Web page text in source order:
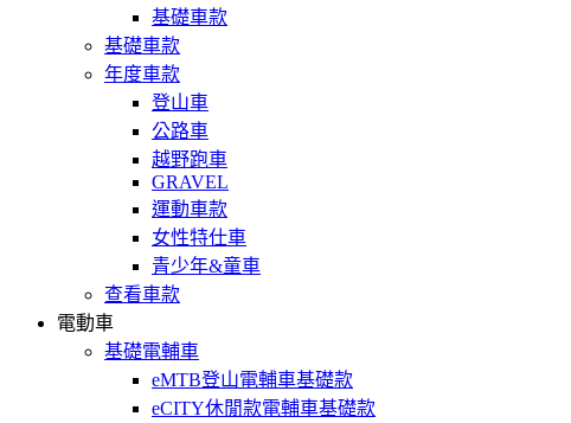
基礎車款
基礎車款
年度車款
登山車
公路車
越野跑車
GRAVEL
運動車款
女性特仕車
青少年&童車
查看車款
電動車
基礎電輔車
eMTB登山電輔車基礎款
eCITY休閒款電輔車基礎款